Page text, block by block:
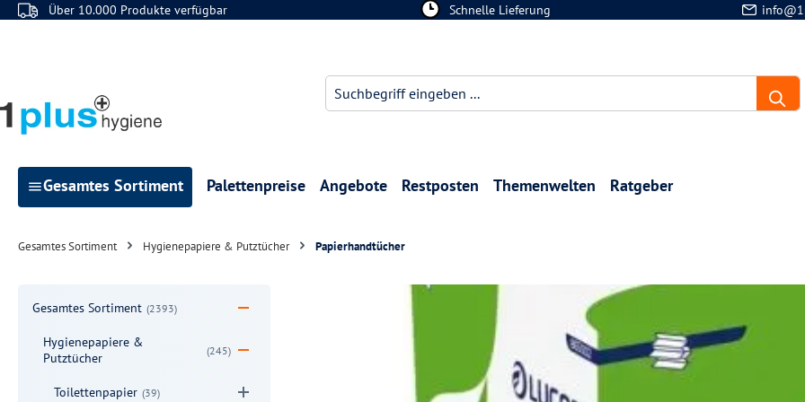
Hauptinhalt springen
Zur Suche springen
Zur Hauptnavigation springen
Über 10.000 Produkte verfügbar Schnelle Lieferung
Gesamtes Sortiment Palettenpreise Angebote Restposten Themenwelten Ratgeber
Gesamtes Sortiment Hygienepapiere & Putztücher Papierhandtücher
Gesamtes Sortiment (2393)
Hygienepapiere &
Putztücher
(245)
Toilettenpapier (39)